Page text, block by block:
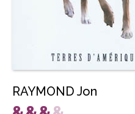
RAYMOND Jon